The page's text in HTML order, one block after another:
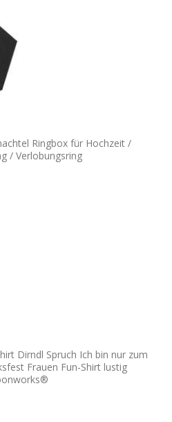
Ringbox für Hochzeit /
/ Verlobungsring
Dirndl Spruch Ich bin nur zum
Frauen Fun-Shirt lustig